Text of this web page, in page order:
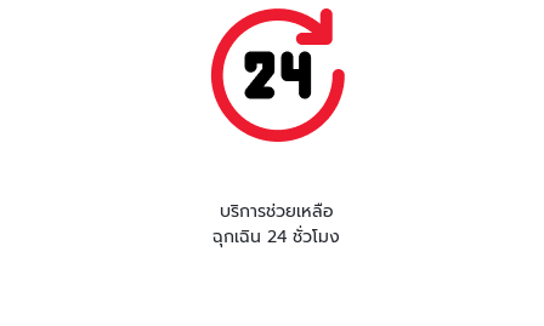
บริการช่วยเหลือ
ฉุกเฉิน 24 ชั่วโมง